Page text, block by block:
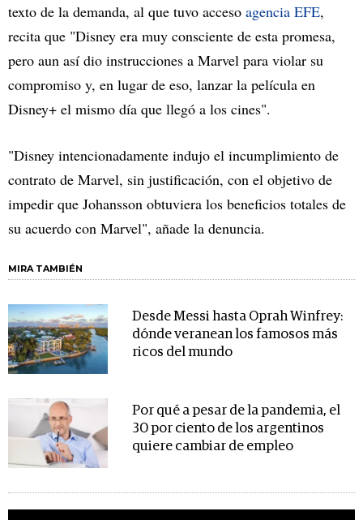
texto de la demanda, al que tuvo acceso agencia EFE,
recita que "Disney era muy consciente de esta promesa,
pero aun así dio instrucciones a Marvel para violar su
compromiso y, en lugar de eso, lanzar la película en
Disney+ el mismo día que llegó a los cines".
"Disney intencionadamente indujo el incumplimiento de
contrato de Marvel, sin justificación, con el objetivo de
impedir que Johansson obtuviera los beneficios totales de
su acuerdo con Marvel", añade la denuncia.
MIRA TAMBIÉN
Desde Messi hasta Oprah Winfrey:
dónde veranean los famosos más
ricos del mundo
Por qué a pesar de la pandemia, el
30 por ciento de los argentinos
quiere cambiar de empleo